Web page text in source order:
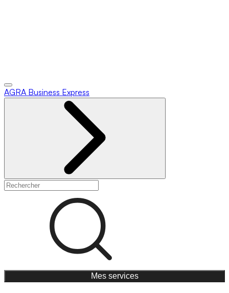
AGRA Business Express
Mes services